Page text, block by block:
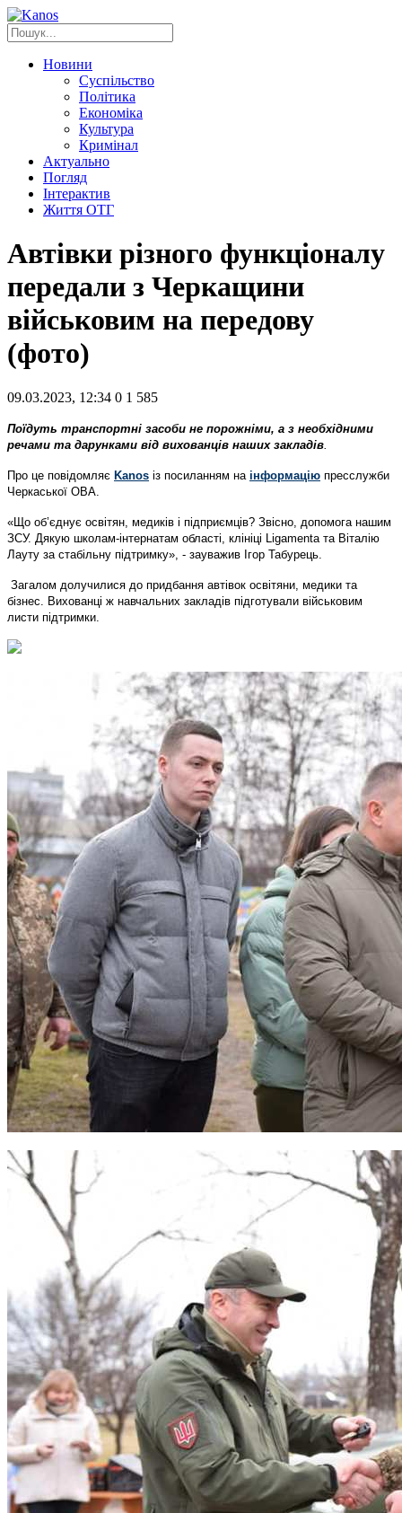
Новини
Суспільство
Політика
Економіка
Культура
Кримінал
Актуально
Погляд
Інтерактив
Життя ОТГ
Автівки різного функціоналу
передали з Черкащини
військовим на передову
(фото)
09.03.2023, 12:34 0 1 585
Поїдуть транспортні засоби не порожніми, а з необхідними
речами та дарунками від вихованців наших закладів
Про це повідомляє Kanos із посиланням на інформацію пресслужби
Черкаської ОВА.
«Що об’єднує освітян, медиків і підприємців? Звісно, допомога нашим
ЗСУ. Дякую школам-інтернатам області, клініці Ligamenta та Віталію
Лауту за стабільну підтримку», - зауважив Ігор Табурець.
Загалом долучилися до придбання автівок освітяни, медики та
бізнес. Вихованці ж навчальних закладів підготували військовим
листи підтримки.